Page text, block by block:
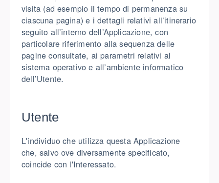
visita (ad esempio il tempo di permanenza su
ciascuna pagina) e i dettagli relativi all’itinerario
seguito all’interno dell’Applicazione, con
particolare riferimento alla sequenza delle
pagine consultate, ai parametri relativi al
sistema operativo e all’ambiente informatico
dell’Utente.
Utente
L'individuo che utilizza questa Applicazione
che, salvo ove diversamente specificato,
coincide con l'Interessato.